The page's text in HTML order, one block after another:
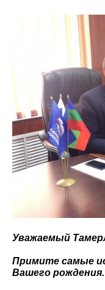
Уважаемый
Примите самые
Вашего рождения.